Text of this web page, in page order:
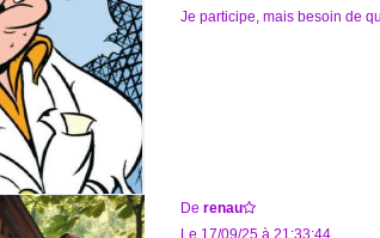
Je participe, mais besoin de
De renau